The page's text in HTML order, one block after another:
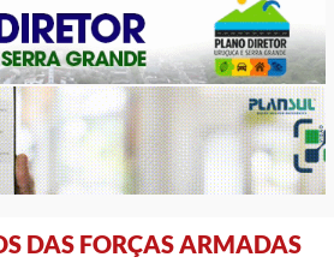
DAS FORÇAS ARMADAS